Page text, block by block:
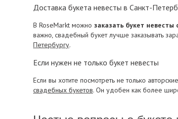
Доставка букета невесты в Санкт-
В RoseMarkt можно заказать букет невесты
важно, свадебный букет лучше заказывать
Петербургу.
Если нужен не только букет невесты
Если вы хотите посмотреть не только
свадебных букетов. Он удобен как более